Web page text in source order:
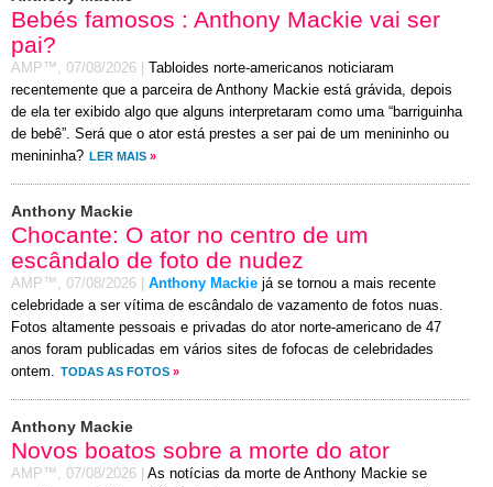
Bebés famosos : Anthony Mackie vai ser
pai?
AMP™, 07/08/2026
Tabloides norte-americanos noticiaram
recentemente que a parceira de Anthony Mackie está grávida, depois
de ela ter exibido algo que alguns interpretaram como uma “barriguinha
de bebê”. Será que o ator está prestes a ser pai de um menininho ou
menininha? LER MAIS »
Anthony Mackie
Chocante: O ator no centro de um
escândalo de foto de nudez
AMP™, 07/08/2026 Anthony Mackie já se tornou a mais recente
celebridade a ser vítima de escândalo de vazamento de fotos nuas.
Fotos altamente pessoais e privadas do ator norte-americano de 47
anos foram publicadas em vários sites de fofocas de celebridades
ontem. TODAS AS FOTOS »
Anthony Mackie
Novos boatos sobre a morte do ator
AMP™, 07/08/2026
As notícias da morte de Anthony Mackie se